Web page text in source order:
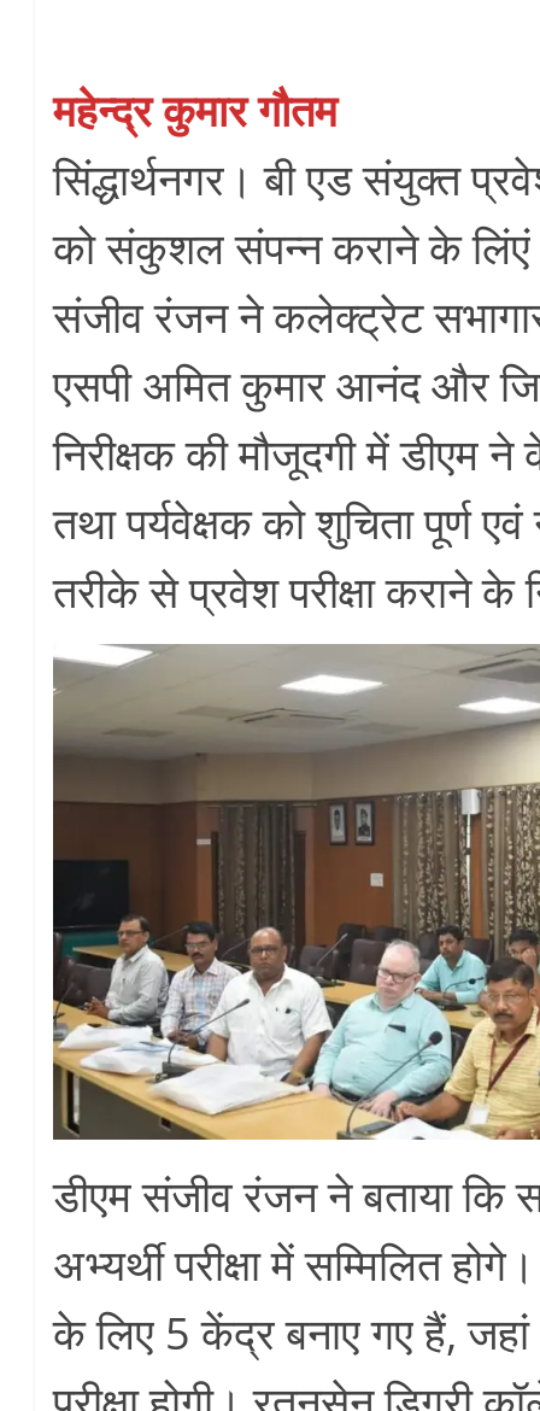
महेन्द्र कुमार गौतम
सिंद्धार्थनगर। बी एड संयुक्त
को संकुशल संपन्न कराने के लिंएं
संजीव रंजन ने कलेक्ट्रेट
एसपी अमित कुमार आनंद और
निरीक्षक की मौजूदगी में डीएम
तथा पर्यवेक्षक को शुचिता पूर्ण
तरीके से प्रवेश परीक्षा कराने के
डीएम संजीव रंजन ने बताया कि
अभ्यर्थी परीक्षा में सम्मिलित
के लिए 5 केंद्र बनाए गए हैं, जहां